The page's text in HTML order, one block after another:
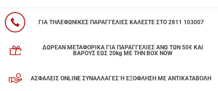
ΓΙΑ ΤΗΛΕΦΩΝΙΚΕΣ ΠΑΡΑΓΓΕΛΙΕΣ ΚΑΛΕΣΤΕ ΣΤΟ 2811 103007
ΔΩΡΕΑΝ ΜΕΤΑΦΟΡΙΚΑ ΓΙΑ ΠΑΡΑΓΓΕΛΙΕΣ ΑΝΩ ΤΩΝ 50€ ΚΑΙ
ΒΑΡΟΥΣ ΕΩΣ 20kg ΜΕ ΤΗΝ BOX NOW
ΑΣΦΑΛΕΙΣ ONLINE ΣΥΝΑΛΛΑΓΕΣ Ή ΕΞΟΦΛΗΣΗ ΜΕ ΑΝΤΙΚΑΤΑΒΟΛΗ